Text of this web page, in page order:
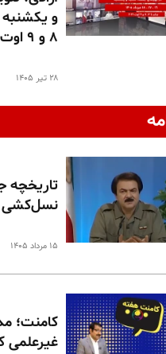
۸ و ۹ اوت ۲۰۲۶
۲۸ تیر ۱۴۰۵
تاریخچه
نسل‌کشی
۱۵ مرداد ۱۴۰۵
کامنت؛